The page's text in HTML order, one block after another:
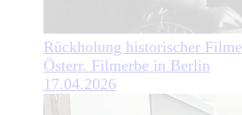
Rückholung historischer Filme
Österr. Filmerbe in Berlin
17.04.2026